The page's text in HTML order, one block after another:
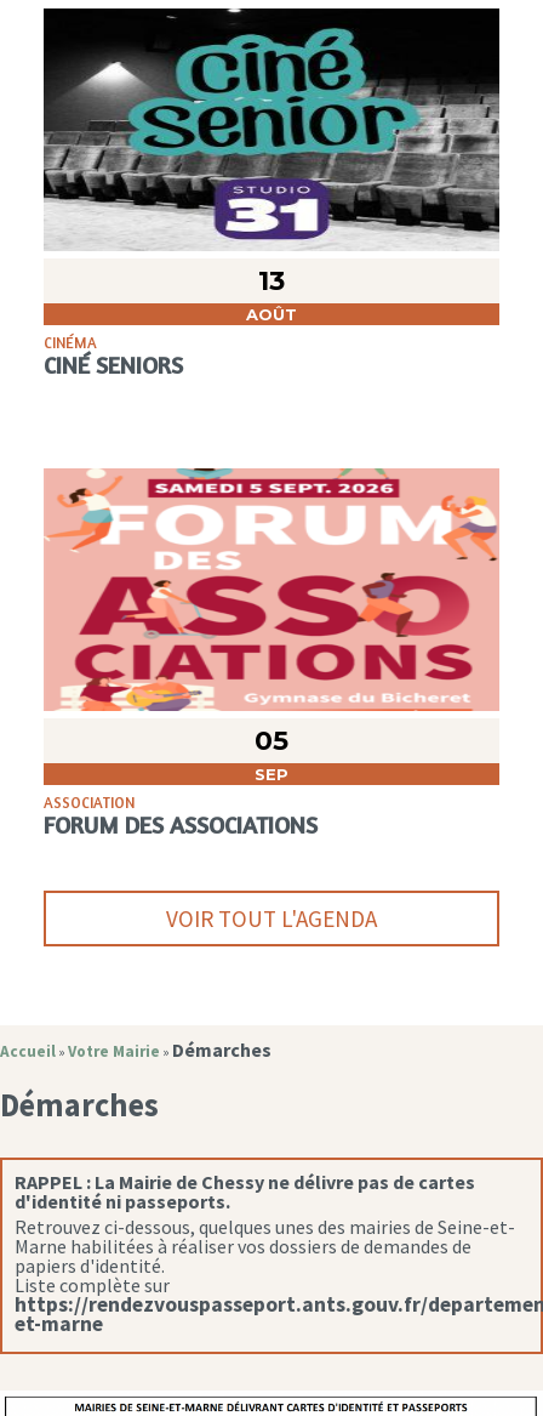
13
AOÛT
CINÉMA
CINÉ SENIORS
05
SEP
ASSOCIATION
FORUM DES ASSOCIATIONS
VOIR TOUT L'AGENDA
Accueil » Votre Mairie » Démarches
Démarches
RAPPEL : La Mairie de Chessy ne délivre pas de cartes
d'identité ni passeports.
Retrouvez ci-dessous, quelques unes des mairies de Seine-et-
Marne habilitées à réaliser vos dossiers de demandes de
papiers d'identité.
Liste complète sur
https://rendezvouspasseport.ants.gouv.fr/
et-marne